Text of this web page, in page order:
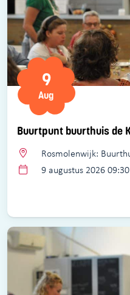
Buurtpunt buurthuis de
9
Aug
Rosmolenwijk:
9 augustus 2026